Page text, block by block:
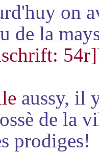
on
de la
54r]
aussy, il
de la
prodiges!